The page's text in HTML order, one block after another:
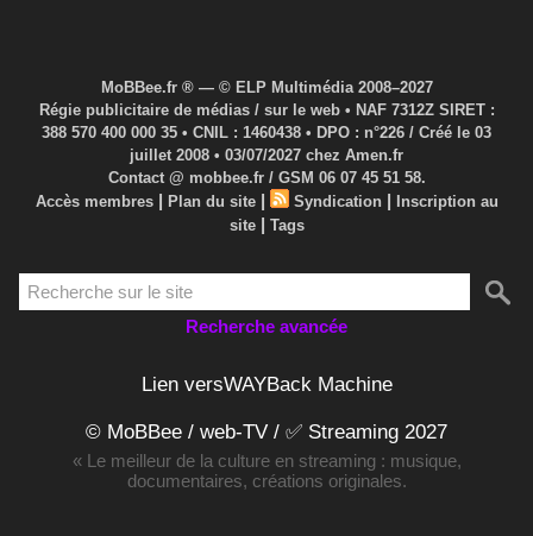
MoBBee.fr ® — © ELP Multimédia 2008–2027
Régie publicitaire de médias / sur le web • NAF 7312Z SIRET :
388 570 400 000 35 • CNIL : 1460438 • DPO : n°226 / Créé le 03
juillet 2008 • 03/07/2027 chez Amen.fr
Contact @ mobbee.fr / GSM 06 07 45 51 58.
Accès membres | Plan du site | Syndication |
Inscription au
site | Tags
Recherche avancée
Lien versWAYBack Machine
© MoBBee / web-TV / ✅ Streaming 2027
« Le meilleur de la culture en streaming : musique,
documentaires, créations originales.